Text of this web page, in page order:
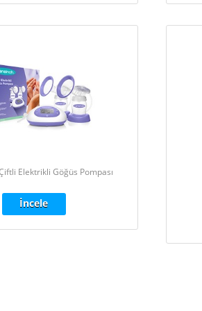
Elektrikli Göğüs Pompası
İncele